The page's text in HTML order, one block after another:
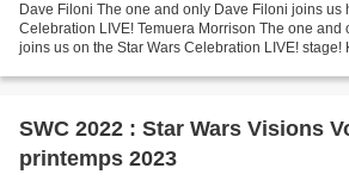
Dave Filoni The one and only Dave Filoni joins us
Celebration LIVE! Temuera Morrison The one and
joins us on the Star Wars Celebration LIVE! stage!
SWC 2022 : Star Wars Visions
printemps 2023